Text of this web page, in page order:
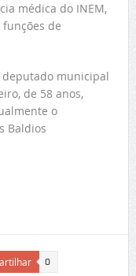
médica do INEM,
de
deputado municipal
de 58 anos,
o
Baldios
0